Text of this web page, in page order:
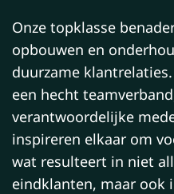
Onze topklasse
opbouwen en
duurzame
een hecht
verantwoordelijke
inspireren elkaar om
wat resulteert in niet
eindklanten, maar ook